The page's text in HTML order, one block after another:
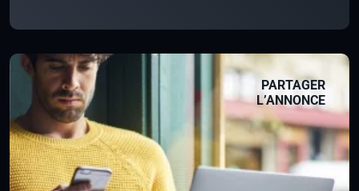
PARTAGER
L’ANNONCE